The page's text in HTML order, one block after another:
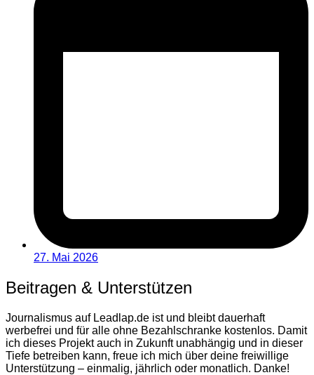
27. Mai 2026
Beitragen & Unterstützen
Journalismus auf Leadlap.de ist und bleibt dauerhaft
werbefrei und für alle ohne Bezahlschranke kostenlos. Damit
ich dieses Projekt auch in Zukunft unabhängig und in dieser
Tiefe betreiben kann, freue ich mich über deine freiwillige
Unterstützung – einmalig, jährlich oder monatlich. Danke!